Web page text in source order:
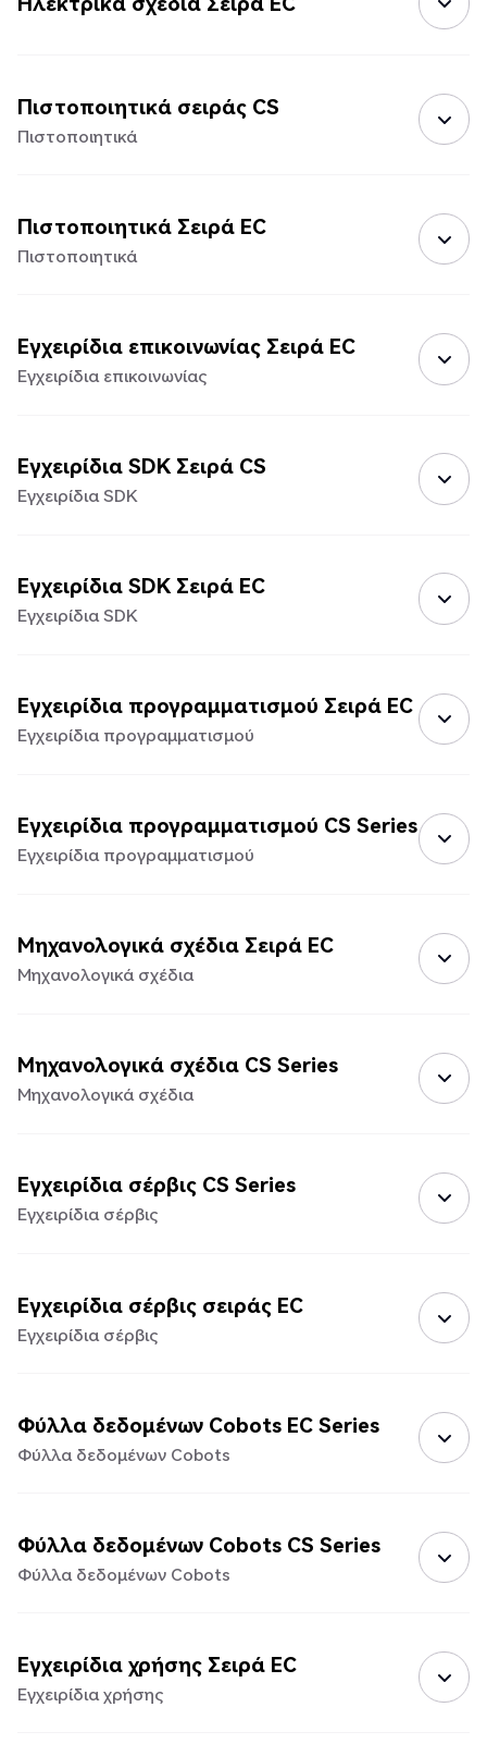
Πιστοποιητικά σειράς CS
Πιστοποιητικά
Πιστοποιητικά Σειρά EC
Πιστοποιητικά
Εγχειρίδια επικοινωνίας Σειρά EC
Εγχειρίδια επικοινωνίας
Εγχειρίδια SDK Σειρά CS
Εγχειρίδια SDK
Εγχειρίδια SDK Σειρά EC
Εγχειρίδια SDK
Εγχειρίδια προγραμματισμού Σειρά EC
Εγχειρίδια προγραμματισμού
Εγχειρίδια προγραμματισμού CS Series
Εγχειρίδια προγραμματισμού
Μηχανολογικά σχέδια Σειρά EC
Μηχανολογικά σχέδια
Μηχανολογικά σχέδια CS Series
Μηχανολογικά σχέδια
Εγχειρίδια σέρβις CS Series
Εγχειρίδια σέρβις
Εγχειρίδια σέρβις σειράς EC
Εγχειρίδια σέρβις
Φύλλα δεδομένων Cobots EC Series
Φύλλα δεδομένων Cobots
Φύλλα δεδομένων Cobots CS Series
Φύλλα δεδομένων Cobots
Εγχειρίδια χρήσης Σειρά EC
Εγχειρίδια χρήσης